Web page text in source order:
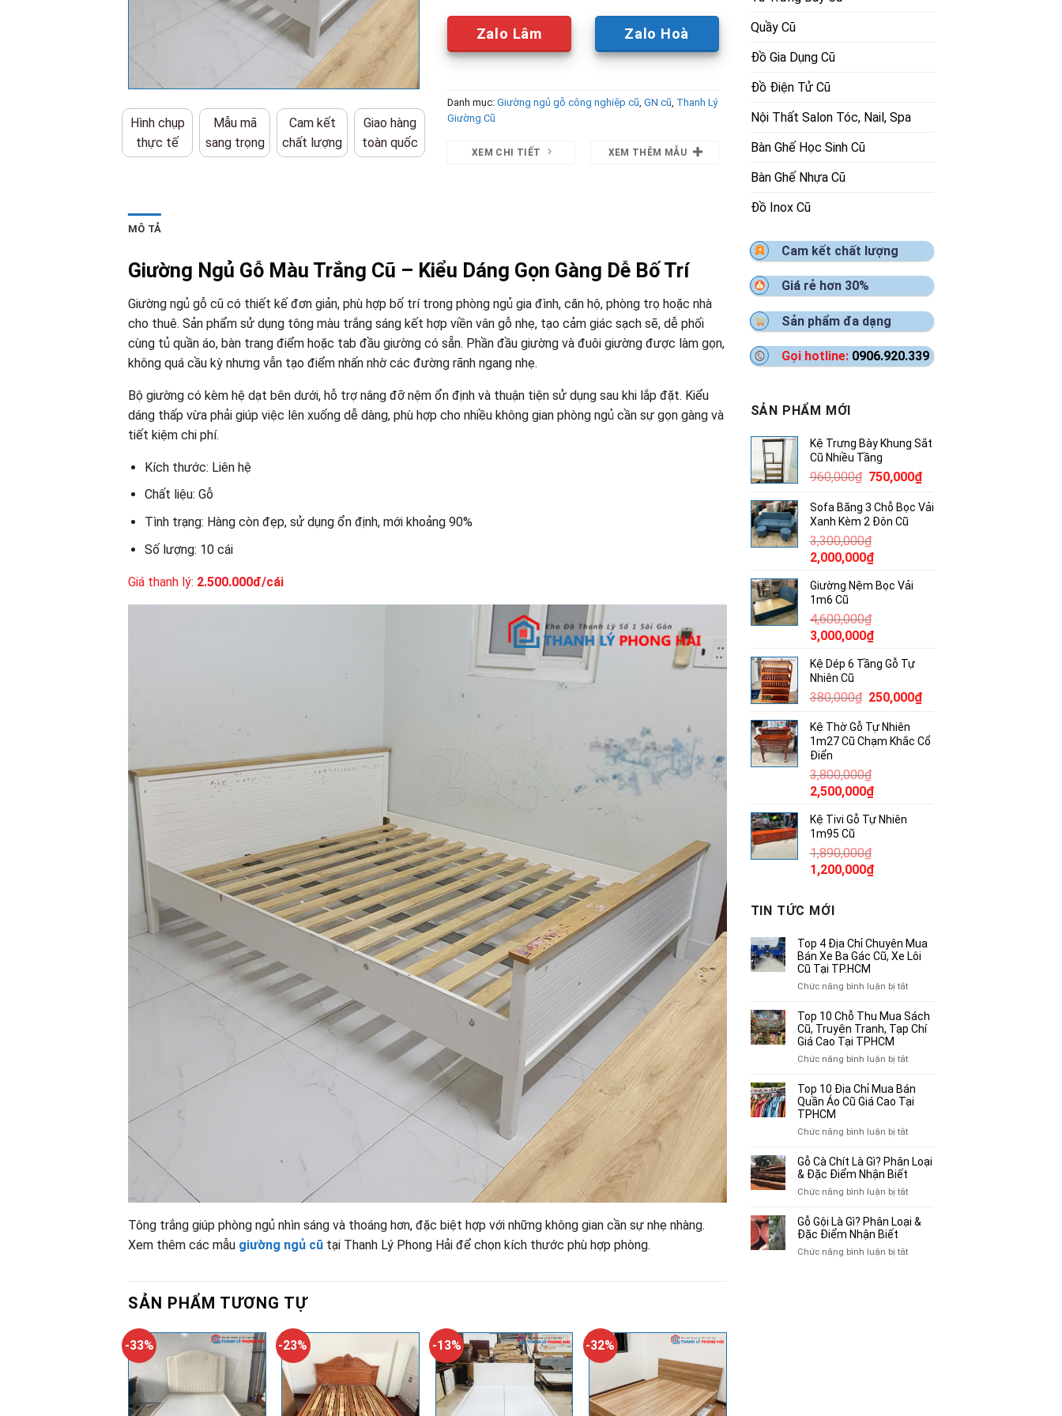
Hình chụp
thực tế
Mẫu mã
sang trọng
Cam kết
chất lượng
Giao hàng
toàn quốc
Zalo Lâm Zalo Hoà
Danh mục: Giường ngủ gỗ công nghiệp cũ GN cũ Thanh Lý
Giường Cũ
XEM CHI TIẾT XEM THÊM MẪU
MÔ TẢ
Giường Ngủ Gỗ Màu Trắng Cũ – Kiểu Dáng Gọn Gàng Dễ Bố Trí
Giường ngủ gỗ cũ có thiết kế đơn giản, phù hợp bố trí trong phòng ngủ gia đình, căn hộ, phòng trọ hoặc nhà
cho thuê. Sản phẩm sử dụng tông màu trắng sáng kết hợp viền vân gỗ nhẹ, tạo cảm giác sạch sẽ, dễ phối
cùng tủ quần áo, bàn trang điểm hoặc tab đầu giường có sẵn. Phần đầu giường và đuôi giường được làm gọn,
không quá cầu kỳ nhưng vẫn tạo điểm nhấn nhờ các đường rãnh ngang nhẹ.
Bộ giường có kèm hệ dạt bên dưới, hỗ trợ nâng đỡ nệm ổn định và thuận tiện sử dụng sau khi lắp đặt. Kiểu
dáng thấp vừa phải giúp việc lên xuống dễ dàng, phù hợp cho nhiều không gian phòng ngủ cần sự gọn gàng và
tiết kiệm chi phí.
Kích thước: Liên hệ
Chất liệu: Gỗ
Tình trạng: Hàng còn đẹp, sử dụng ổn định, mới khoảng 90%
Số lượng: 10 cái
Giá thanh lý: 2.500.000đ/cái
Tông trắng giúp phòng ngủ nhìn sáng và thoáng hơn, đặc biệt hợp với những không gian cần sự nhẹ nhàng.
Xem thêm các mẫu giường ngủ cũ tại Thanh Lý Phong Hải để chọn kích thước phù hợp phòng.
SẢN PHẨM TƯƠNG TỰ
-33% -23% -13% -32%
Quầy Cũ
Đồ Gia Dụng Cũ
Đồ Điện Tử Cũ
Nội Thất Salon Tóc, Nail, Spa
Bàn Ghế Học Sinh Cũ
Bàn Ghế Nhựa Cũ
Đồ Inox Cũ
Cam kết chất lượng
Giá rẻ hơn 30%
Sản phẩm đa dạng
Gọi hotline: 0906.920.339
SẢN PHẨM MỚI
Kệ Trưng Bày Khung Sắt
Cũ Nhiều Tầng
960,000₫ Giá
là:
960,000₫.
750,000₫Giá
tại
Sofa Băng 3 Chỗ Bọc Vải
Xanh Kèm 2 Đôn Cũ
3,300,000₫
Giá
là:
3,300,000₫.
2,000,000₫Giá
tại
Giường Nệm Bọc Vải
1m6 Cũ
4,600,000₫
Giá
là:
4,600,000₫.
3,000,000₫Giá
tại
3,000,000₫.
Kệ Dép 6 Tầng Gỗ Tự
Nhiên Cũ
380,000₫ Giá
là:
380,000₫.
250,000₫Giá
là:
Kệ Thờ Gỗ Tự Nhiên
1m27 Cũ Chạm Khắc Cổ
Điển
3,800,000₫
Giá
là:
3,800,000₫.
2,500,000₫Giá
tại
Kệ Tivi Gỗ Tự Nhiên
1m95 Cũ
1,890,000₫
Giá
là:
1,890,000₫.
1,200,000₫Giá
1,200,000₫.
TIN TỨC MỚI
Top 4 Địa Chỉ Chuyên Mua
Bán Xe Ba Gác Cũ, Xe Lôi
Cũ Tại TP.HCM
Chức năng bình luận bị tắtở
4
Địa
Xe
Ba
Cũ,
Lôi
Cũ
Tại
Top 10 Chỗ Thu Mua Sách
Cũ, Truyện Tranh, Tạp Chí
Giá Cao Tại TPHCM
Chức năng bình luận bị tắtở
10
Chỗ
Truyện
Tranh,
Tạp
Giá
Tại
Top 10 Địa Chỉ Mua Bán
Quần Áo Cũ Giá Cao Tại
TPHCM
Chức năng bình luận bị tắtở
10
Địa
Mua
Quần
Cũ
Gỗ Cà Chít Là Gì? Phân Loại
& Đặc Điểm Nhận Biết
Chức năng bình luận bị tắtở
Cà
Gì?
Gỗ Gội Là Gì? Phân Loại &
Đặc Điểm Nhận Biết
Chức năng bình luận bị tắtở